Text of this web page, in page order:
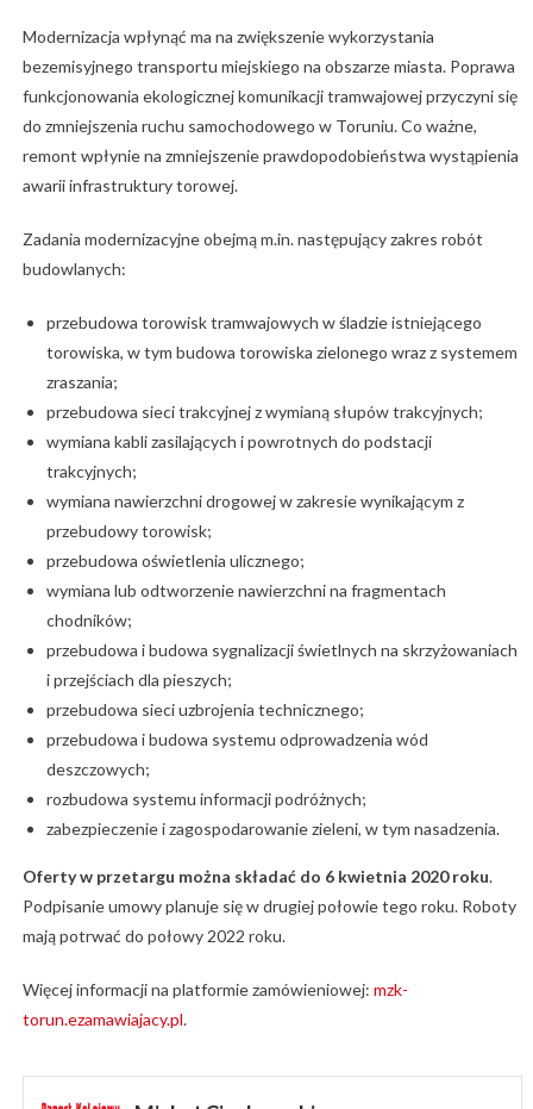
Modernizacja wpłynąć ma na zwiększenie wykorzystania
bezemisyjnego transportu miejskiego na obszarze miasta. Poprawa
funkcjonowania ekologicznej komunikacji tramwajowej przyczyni się
do zmniejszenia ruchu samochodowego w Toruniu. Co ważne,
remont wpłynie na zmniejszenie prawdopodobieństwa wystąpienia
awarii infrastruktury torowej.
Zadania modernizacyjne obejmą m.in. następujący zakres robót
budowlanych:
przebudowa torowisk tramwajowych w śladzie istniejącego
torowiska, w tym budowa torowiska zielonego wraz z systemem
zraszania;
przebudowa sieci trakcyjnej z wymianą słupów trakcyjnych;
wymiana kabli zasilających i powrotnych do podstacji
trakcyjnych;
wymiana nawierzchni drogowej w zakresie wynikającym z
przebudowy torowisk;
przebudowa oświetlenia ulicznego;
wymiana lub odtworzenie nawierzchni na fragmentach
chodników;
przebudowa i budowa sygnalizacji świetlnych na skrzyżowaniach
i przejściach dla pieszych;
przebudowa sieci uzbrojenia technicznego;
przebudowa i budowa systemu odprowadzenia wód
deszczowych;
rozbudowa systemu informacji podróżnych;
zabezpieczenie i zagospodarowanie zieleni, w tym nasadzenia.
Oferty w przetargu można składać do 6 kwietnia 2020 roku.
Podpisanie umowy planuje się w drugiej połowie tego roku. Roboty
mają potrwać do połowy 2022 roku.
Więcej informacji na platformie zamówieniowej: mzk-
torun.ezamawiajacy.pl.